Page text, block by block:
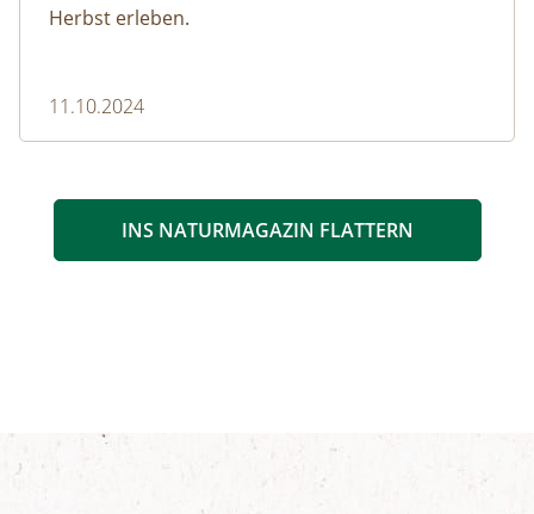
Herbst erleben.
11.10.2024
INS NATURMAGAZIN FLATTERN